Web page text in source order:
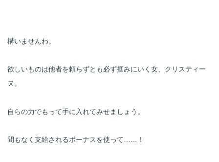
構いませんわ。
欲しいものは他者を頼らずとも必ず掴みにいく女、クリスティー
ヌ。
自らの力でもって手に入れてみせましょう。
間もなく支給されるボーナスを使って……！